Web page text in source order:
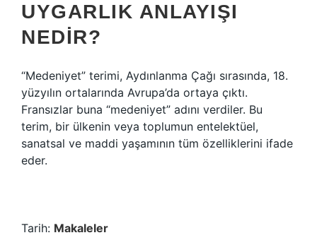
UYGARLIK ANLAYIŞI
NEDIR?
“Medeniyet” terimi, Aydınlanma Çağı sırasında, 18.
yüzyılın ortalarında Avrupa’da ortaya çıktı.
Fransızlar buna “medeniyet” adını verdiler. Bu
terim, bir ülkenin veya toplumun entelektüel,
sanatsal ve maddi yaşamının tüm özelliklerini ifade
eder.
Tarih: Makaleler